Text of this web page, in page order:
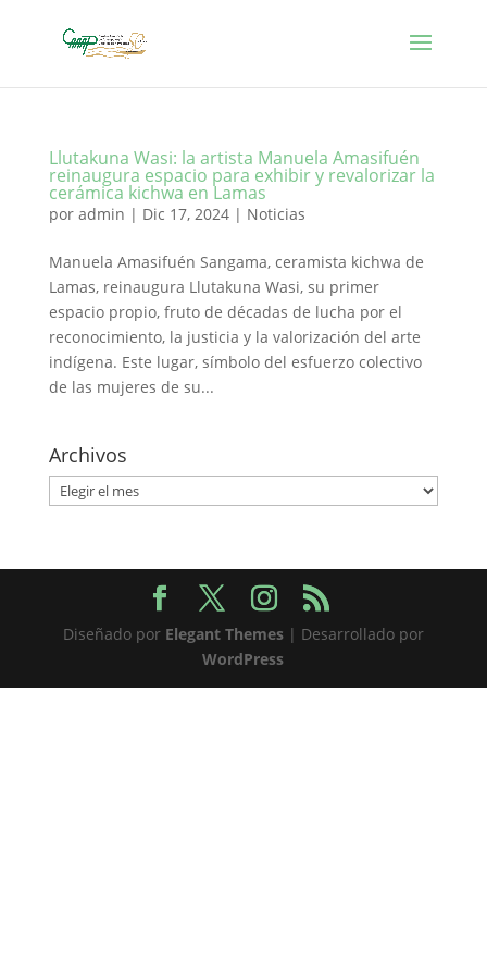
Llutakuna Wasi: la artista Manuela Amasifuén
reinaugura espacio para exhibir y revalorizar la
cerámica kichwa en Lamas
por admin | Dic 17, 2024| Noticias
Manuela Amasifuén Sangama, ceramista kichwa de
Lamas, reinaugura Llutakuna Wasi, su primer
espacio propio, fruto de décadas de lucha por el
reconocimiento, la justicia y la valorización del arte
indígena. Este lugar, símbolo del esfuerzo colectivo
de las mujeres de su...
Archivos
Archivos
Diseñado por Elegant Themes| Desarrollado por
WordPress